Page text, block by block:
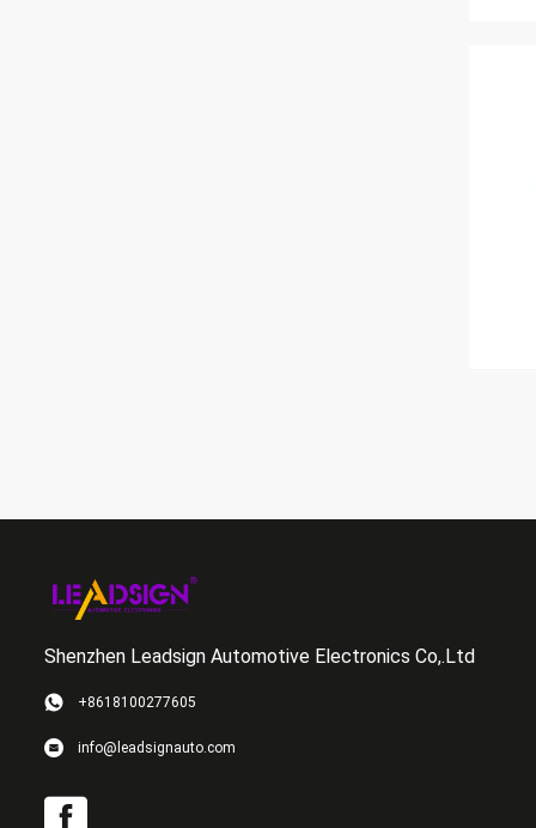
Shenzhen Leadsign Automotive Electronics Co,.Ltd
+8618100277605
info@leadsignauto.com